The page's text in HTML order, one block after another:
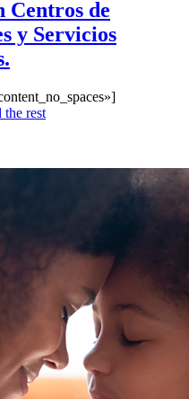
Centros de
y Servicios
the rest